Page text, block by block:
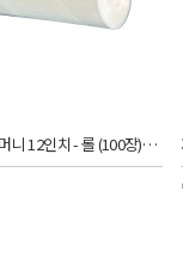
지관없는 짤주머니 12인치 - 롤 (100장)_CUW